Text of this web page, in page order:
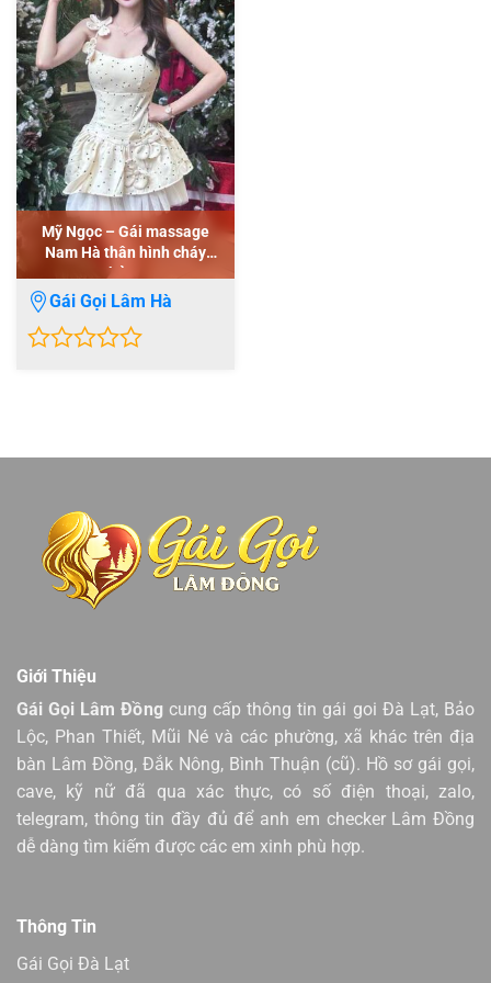
Mỹ Ngọc – Gái massage
Nam Hà thân hình cháy
bỏng
Gái Gọi Lâm Hà
Giới Thiệu
Gái Gọi Lâm Đồng cung cấp thông tin gái goi Đà Lạt, Bảo
Lộc, Phan Thiết, Mũi Né và các phường, xã khác trên địa
bàn Lâm Đồng, Đắk Nông, Bình Thuận (cũ). Hồ sơ gái gọi,
cave, kỹ nữ đã qua xác thực, có số điện thoại, zalo,
telegram, thông tin đầy đủ để anh em checker Lâm Đồng
dễ dàng tìm kiếm được các em xinh phù hợp.
Thông Tin
Gái Gọi Đà Lạt